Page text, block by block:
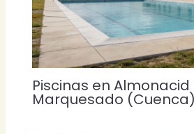
Piscinas en Almonacid
Marquesado (Cuenca)